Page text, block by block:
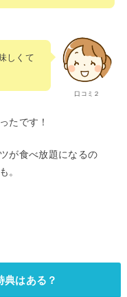
口コミ２
しくて
たです！
が食べ放題になるの
。
典はある？